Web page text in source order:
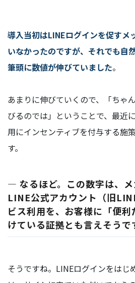
導入当初はLINEログインを促すメ
いなかったのですが、それでも自
筆頭に数値が伸びていました。
あまりに伸びていくので、「ちゃ
びるのでは」ということで、最近
用にインセンティブを付与する施
す。
― なるほど。この数字は、
LINE公式アカウント（旧
ビス利用を、お客様に「便
けている証拠とも言えそうで
そうですね。LINEログインをはじ